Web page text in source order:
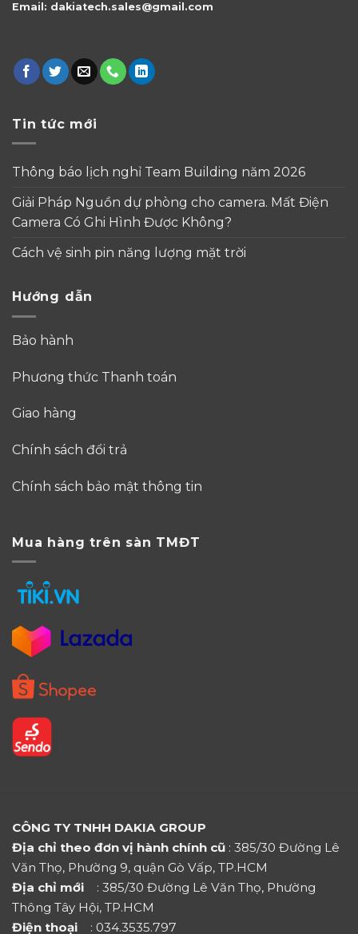
Email: dakiatech.sales@gmail.com
Tin tức mới
Thông báo lịch nghỉ Team Building năm 2026
Giải Pháp Nguồn dự phòng cho camera. Mất Điện
Camera Có Ghi Hình Được Không?
Cách vệ sinh pin năng lượng mặt trời
Hướng dẫn
Bảo hành
Phương thức Thanh toán
Giao hàng
Chính sách đổi trả
Chính sách bảo mật thông tin
Mua hàng trên sàn TMĐT
CÔNG TY TNHH DAKIA GROUP
Địa chỉ theo đơn vị hành chính cũ : 385/30 Đường Lê
Văn Thọ, Phường 9, quận Gò Vấp, TP.HCM
Địa chỉ mới
: 385/30 Đường Lê Văn Thọ, Phường
Thông Tây Hội, TP.HCM
Điện thoại : 034.3535.797